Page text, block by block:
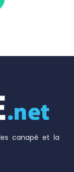
canapé et la